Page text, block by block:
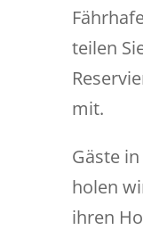
teilen
mit.
Gäste
holen
ihren